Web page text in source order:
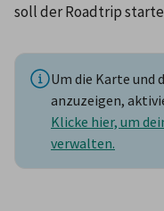
soll der Roadtrip
Um die Karte
anzuzeigen,
Klicke hier, um
verwalten.